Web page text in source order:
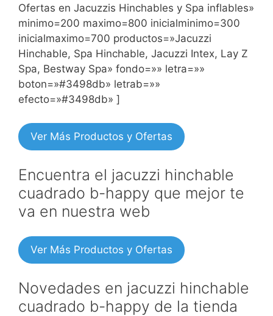
Ofertas en Jacuzzis Hinchables y Spa inflables»
minimo=200 maximo=800 inicialminimo=300
inicialmaximo=700 productos=»Jacuzzi
Hinchable, Spa Hinchable, Jacuzzi Intex, Lay Z
Spa, Bestway Spa» fondo=»» letra=»»
boton=»#3498db» letrab=»»
efecto=»#3498db» ]
Ver Más Productos y Ofertas
Encuentra el jacuzzi hinchable
cuadrado b-happy que mejor te
va en nuestra web
Ver Más Productos y Ofertas
Novedades en jacuzzi hinchable
cuadrado b-happy de la tienda